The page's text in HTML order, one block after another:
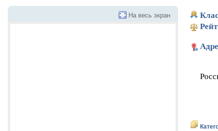
На весь экран